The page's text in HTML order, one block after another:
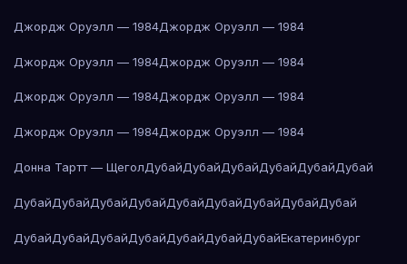
Джордж Оруэлл — 1984Джордж Оруэлл — 1984
Джордж Оруэлл — 1984Джордж Оруэлл — 1984
Джордж Оруэлл — 1984Джордж Оруэлл — 1984
Джордж Оруэлл — 1984Джордж Оруэлл — 1984
Донна Тартт — ЩеголДубайДубайДубайДубайДубайДубай
ДубайДубайДубайДубайДубайДубайДубайДубайДубай
ДубайДубайДубайДубайДубайДубайДубайЕкатеринбург